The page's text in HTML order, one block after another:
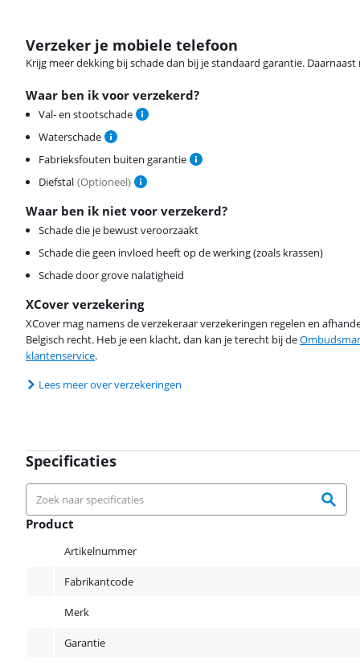
Verzeker je mobiele telefoon
Krijg meer dekking bij schade dan bij je standaard garantie.
Waar ben ik voor verzekerd?
Val- en stootschade
Waterschade
Fabrieksfouten buiten garantie
Diefstal (Optioneel)
Waar ben ik niet voor verzekerd?
Schade die je bewust veroorzaakt
Schade die geen invloed heeft op de werking (zoals krassen)
Schade door grove nalatigheid
XCover verzekering
XCover mag namens de verzekeraar verzekeringen regelen en
Belgisch recht. Heb je een klacht, dan kan je terecht bij de
klantenservice.
Lees meer over verzekeringen
Specificaties
Product
Artikelnummer
Fabrikantcode
Merk
Garantie